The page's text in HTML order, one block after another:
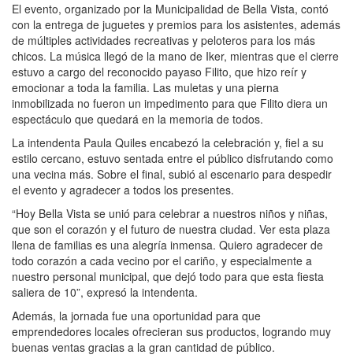
El evento, organizado por la Municipalidad de Bella Vista, contó
con la entrega de juguetes y premios para los asistentes, además
de múltiples actividades recreativas y peloteros para los más
chicos. La música llegó de la mano de Iker, mientras que el cierre
estuvo a cargo del reconocido payaso Filito, que hizo reír y
emocionar a toda la familia. Las muletas y una pierna
inmobilizada no fueron un impedimento para que Filito diera un
espectáculo que quedará en la memoria de todos.
La intendenta Paula Quiles encabezó la celebración y, fiel a su
estilo cercano, estuvo sentada entre el público disfrutando como
una vecina más. Sobre el final, subió al escenario para despedir
el evento y agradecer a todos los presentes.
“Hoy Bella Vista se unió para celebrar a nuestros niños y niñas,
que son el corazón y el futuro de nuestra ciudad. Ver esta plaza
llena de familias es una alegría inmensa. Quiero agradecer de
todo corazón a cada vecino por el cariño, y especialmente a
nuestro personal municipal, que dejó todo para que esta fiesta
saliera de 10”, expresó la intendenta.
Además, la jornada fue una oportunidad para que
emprendedores locales ofrecieran sus productos, logrando muy
buenas ventas gracias a la gran cantidad de público.